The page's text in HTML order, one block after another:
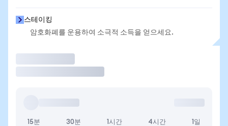
스테이킹
암호화폐를 운용하여 소극적 소득을 얻으세요.
15분 30분 1시간 4시간 1일